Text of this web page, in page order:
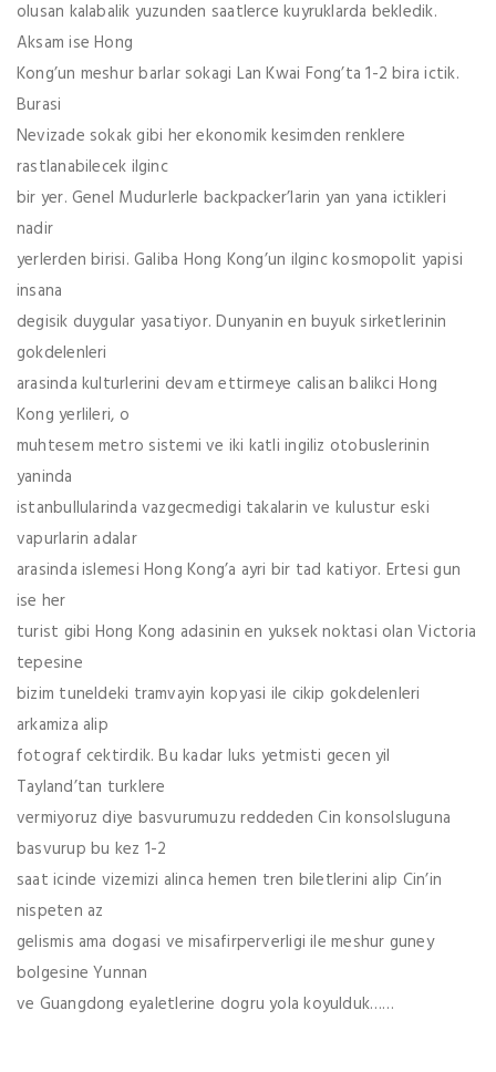
olusan kalabalik yuzunden saatlerce kuyruklarda bekledik.
Aksam ise Hong
Kong’un meshur barlar sokagi Lan Kwai Fong’ta 1-2 bira ictik.
Burasi
Nevizade sokak gibi her ekonomik kesimden renklere
rastlanabilecek ilginc
bir yer. Genel Mudurlerle backpacker’larin yan yana ictikleri
nadir
yerlerden birisi. Galiba Hong Kong’un ilginc kosmopolit yapisi
insana
degisik duygular yasatiyor. Dunyanin en buyuk sirketlerinin
gokdelenleri
arasinda kulturlerini devam ettirmeye calisan balikci Hong
Kong yerlileri, o
muhtesem metro sistemi ve iki katli ingiliz otobuslerinin
yaninda
istanbullularinda vazgecmedigi takalarin ve kulustur eski
vapurlarin adalar
arasinda islemesi Hong Kong’a ayri bir tad katiyor. Ertesi gun
ise her
turist gibi Hong Kong adasinin en yuksek noktasi olan Victoria
tepesine
bizim tuneldeki tramvayin kopyasi ile cikip gokdelenleri
arkamiza alip
fotograf cektirdik. Bu kadar luks yetmisti gecen yil
Tayland’tan turklere
vermiyoruz diye basvurumuzu reddeden Cin konsolsluguna
basvurup bu kez 1-2
saat icinde vizemizi alinca hemen tren biletlerini alip Cin’in
nispeten az
gelismis ama dogasi ve misafirperverligi ile meshur guney
bolgesine Yunnan
ve Guangdong eyaletlerine dogru yola koyulduk……